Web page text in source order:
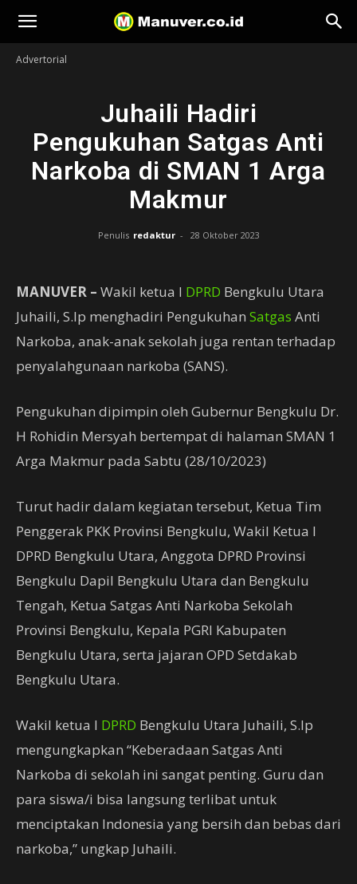
Manuver
Advertorial
Juhaili Hadiri
Pengukuhan Satgas Anti
Narkoba di SMAN 1 Arga
Makmur
Penulis redaktur - 28 Oktober 2023
MANUVER – Wakil ketua I DPRD Bengkulu Utara
Juhaili, S.Ip menghadiri Pengukuhan Satgas Anti
Narkoba, anak-anak sekolah juga rentan terhadap
penyalahgunaan narkoba (SANS).
Pengukuhan dipimpin oleh Gubernur Bengkulu Dr.
H Rohidin Mersyah bertempat di halaman SMAN 1
Arga Makmur pada Sabtu (28/10/2023)
Turut hadir dalam kegiatan tersebut, Ketua Tim
Penggerak PKK Provinsi Bengkulu, Wakil Ketua I
DPRD Bengkulu Utara, Anggota DPRD Provinsi
Bengkulu Dapil Bengkulu Utara dan Bengkulu
Tengah, Ketua Satgas Anti Narkoba Sekolah
Provinsi Bengkulu, Kepala PGRI Kabupaten
Bengkulu Utara, serta jajaran OPD Setdakab
Bengkulu Utara.
Wakil ketua I DPRD Bengkulu Utara Juhaili, S.Ip
mengungkapkan “Keberadaan Satgas Anti
Narkoba di sekolah ini sangat penting. Guru dan
para siswa/i bisa langsung terlibat untuk
menciptakan Indonesia yang bersih dan bebas dari
narkoba,” ungkap Juhaili.